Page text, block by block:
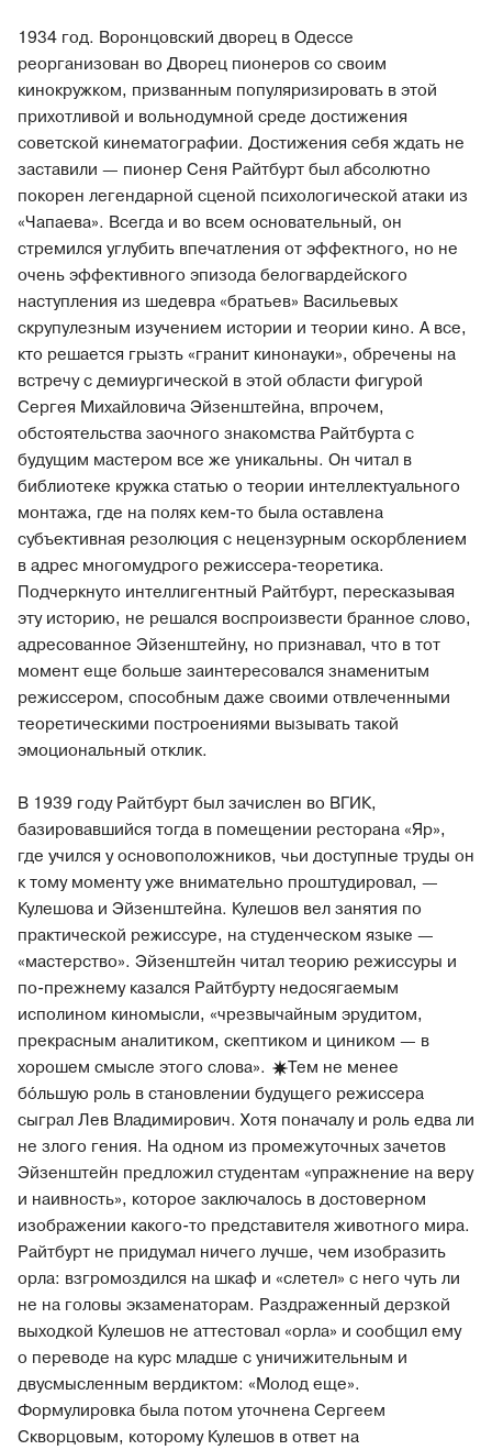
1934 год. Воронцовский дворец в Одессе
реорганизован во Дворец пионеров со своим
кинокружком, призванным популяризировать в этой
прихотливой и вольнодумной среде достижения
советской кинематографии. Достижения себя ждать не
заставили — пионер Сеня Райтбурт был абсолютно
покорен легендарной сценой психологической атаки из
«Чапаева». Всегда и во всем основательный, он
стремился углубить впечатления от эффектного, но не
очень эффективного эпизода белогвардейского
наступления из шедевра «братьев» Васильевых
скрупулезным изучением истории и теории кино. А все,
кто решается грызть «гранит кинонауки», обречены на
встречу с демиургической в этой области фигурой
Сергея Михайловича Эйзенштейна, впрочем,
обстоятельства заочного знакомства Райтбурта с
будущим мастером все же уникальны. Он читал в
библиотеке кружка статью о теории интеллектуального
монтажа, где на полях кем-то была оставлена
субъективная резолюция с нецензурным оскорблением
в адрес многомудрого режиссера-теоретика.
Подчеркнуто интеллигентный Райтбурт, пересказывая
эту историю, не решался воспроизвести бранное слово,
адресованное Эйзенштейну, но признавал, что в тот
момент еще больше заинтересовался знаменитым
режиссером, способным даже своими отвлеченными
теоретическими построениями вызывать такой
эмоциональный отклик.
В 1939 году Райтбурт был зачислен во ВГИК,
базировавшийся тогда в помещении ресторана «Яр»,
где учился у основоположников, чьи доступные труды он
к тому моменту уже внимательно проштудировал, —
Кулешова и Эйзенштейна. Кулешов вел занятия по
практической режиссуре, на студенческом языке —
«мастерство». Эйзенштейн читал теорию режиссуры и
по-прежнему казался Райтбурту недосягаемым
исполином киномысли, «чрезвычайным эрудитом,
прекрасным аналитиком, скептиком и циником — в
хорошем смысле этого слова».
Тем не менее
бо́льшую роль в становлении будущего режиссера
сыграл Лев Владимирович. Хотя поначалу и роль едва ли
не злого гения. На одном из промежуточных зачетов
Эйзенштейн предложил студентам «упражнение на веру
и наивность», которое заключалось в достоверном
изображении какого-то представителя животного мира.
Райтбурт не придумал ничего лучше, чем изобразить
орла: взгромоздился на шкаф и «слетел» с него чуть ли
не на головы экзаменаторам. Раздраженный дерзкой
выходкой Кулешов не аттестовал «орла» и сообщил ему
о переводе на курс младше с уничижительным и
двусмысленным вердиктом: «Молод еще».
Формулировка была потом уточнена Сергеем
Скворцовым, которому Кулешов в ответ на